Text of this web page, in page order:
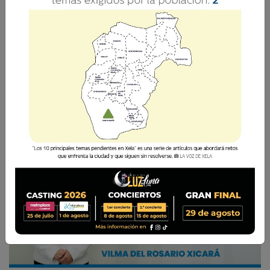
Esto incrementa los riesgos de desórdenes,
contaminación auditiva, inseguridad y una
exposición constante de niños y adolescentes al
consumo de alcohol.
Vilma del Rosario Xicará 8 Julio 2026 11:02